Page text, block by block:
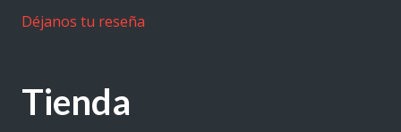
Déjanos tu reseña
Tienda